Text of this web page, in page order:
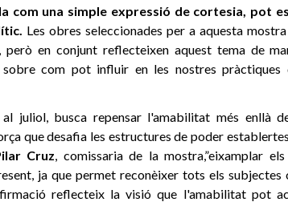
com una simple expressió de cortesia, pot
Les obres seleccionades per a aquesta
però en conjunt reflecteixen aquest tema de
com pot influir en les nostres pràctiques
al juliol, busca repensar l'amabilitat més enllà
que desafia les estructures de poder
Cruz , comissaria de la mostra,”eixamplar
ja que permet reconèixer tots els subjectes
reflecteix la visió que l'amabilitat pot